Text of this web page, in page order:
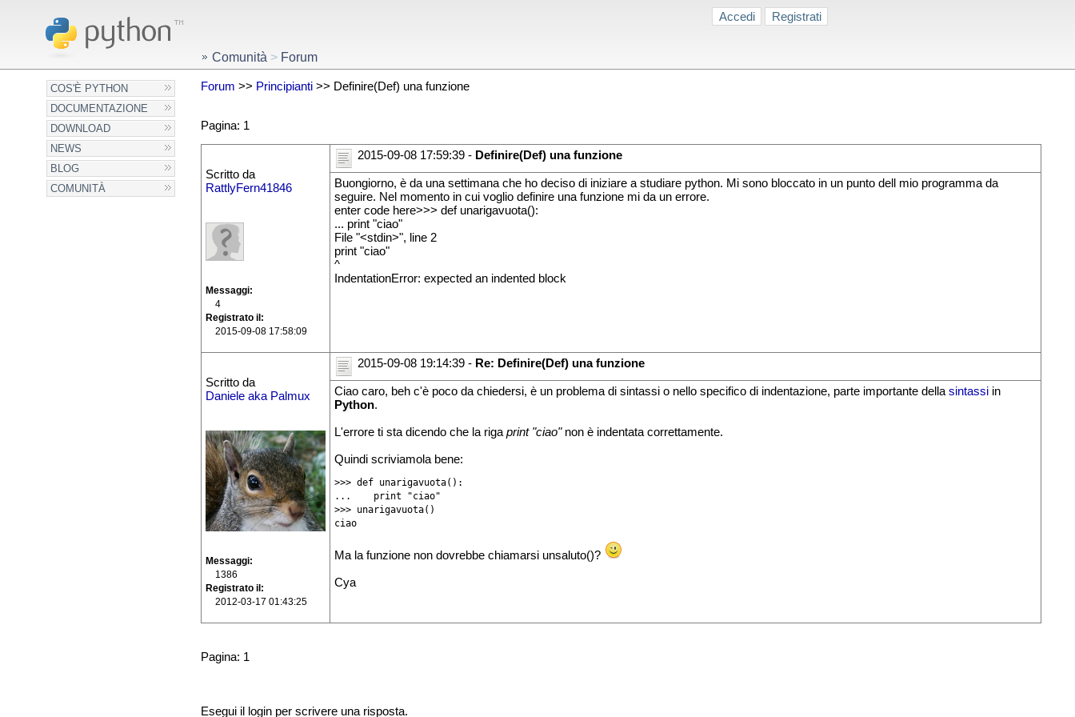
Accedi Registrati
COS'È PYTHON
DOCUMENTAZIONE
DOWNLOAD
NEWS
BLOG
COMUNITÀ
Comunità > Forum
Forum >> Principianti>> Definire(Def) una funzione
Pagina: 1
Scritto da
RattlyFern41846
Messaggi
4
Registrato il
2015-09-08 17:58:09
2015-09-08 17:59:39 - Definire(Def) una funzione
Buongiorno, è da una settimana che ho deciso di iniziare a studiare python. Mi sono bloccato in un punto dell mio programma da
seguire. Nel momento in cui voglio definire una funzione mi da un errore.
enter code here>>> def unarigavuota():
... print "ciao"
File "<stdin>", line 2
print "ciao"
^
IndentationError: expected an indented block
Scritto da
Daniele aka Palmux
Messaggi
1386
Registrato il
2012-03-17 01:43:25
2015-09-08 19:14:39 - Re: Definire(Def) una funzione
Ciao caro, beh c'è poco da chiedersi, è un problema di sintassi o nello specifico di indentazione, parte importante dellasintassiin
Python.
L'errore ti sta dicendo che la rigaprint "ciao"non è indentata correttamente.
Quindi scriviamola bene:
>>> def unarigavuota():
...    print "ciao"
>>> unarigavuota()
ciao
Ma la funzione non dovrebbe chiamarsi unsaluto()?
Cya
Pagina: 1
Esegui il login per scrivere una risposta.